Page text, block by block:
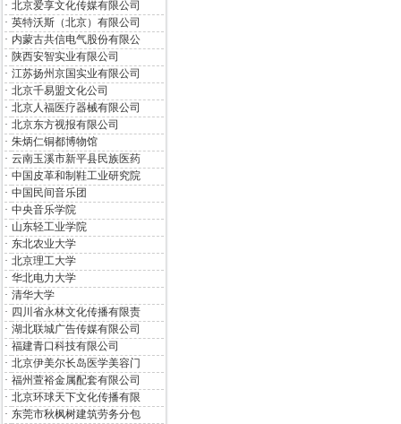
· 北京爱享文化传媒有限公司
· 英特沃斯（北京）有限公司
· 内蒙古共信电气股份有限公
· 陕西安智实业有限公司
· 江苏扬州京国实业有限公司
· 北京千易盟文化公司
· 北京人福医疗器械有限公司
· 北京东方视报有限公司
· 朱炳仁铜都博物馆
· 云南玉溪市新平县民族医药
· 中国皮革和制鞋工业研究院
· 中国民间音乐团
· 中央音乐学院
· 山东轻工业学院
· 东北农业大学
· 北京理工大学
· 华北电力大学
· 清华大学
· 四川省永林文化传播有限责
· 湖北联城广告传媒有限公司
· 福建青口科技有限公司
· 北京伊美尔长岛医学美容门
· 福州萱裕金属配套有限公司
· 北京环球天下文化传播有限
· 东莞市秋枫树建筑劳务分包